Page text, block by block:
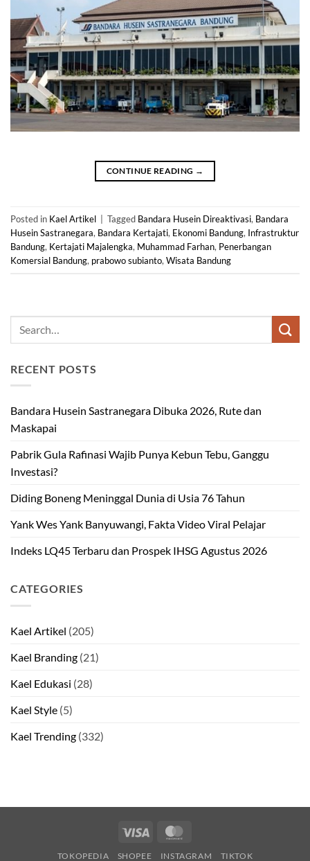
CONTINUE READING →
Posted in Kael Artikel Tagged Bandara Husein Direaktivasi, Bandara
Husein Sastranegara, Bandara Kertajati, Ekonomi Bandung, Infrastruktur
Bandung, Kertajati Majalengka, Muhammad Farhan, Penerbangan
Komersial Bandung, prabowo subianto, Wisata Bandung
RECENT POSTS
Bandara Husein Sastranegara Dibuka 2026, Rute dan
Maskapai
Pabrik Gula Rafinasi Wajib Punya Kebun Tebu, Ganggu
Investasi?
Diding Boneng Meninggal Dunia di Usia 76 Tahun
Yank Wes Yank Banyuwangi, Fakta Video Viral Pelajar
Indeks LQ45 Terbaru dan Prospek IHSG Agustus 2026
CATEGORIES
Kael Artikel (205)
Kael Branding (21)
Kael Edukasi (28)
Kael Style (5)
Kael Trending (332)
Visa
TOKOPEDIA SHOPEE INSTAGRAM TIKTOK